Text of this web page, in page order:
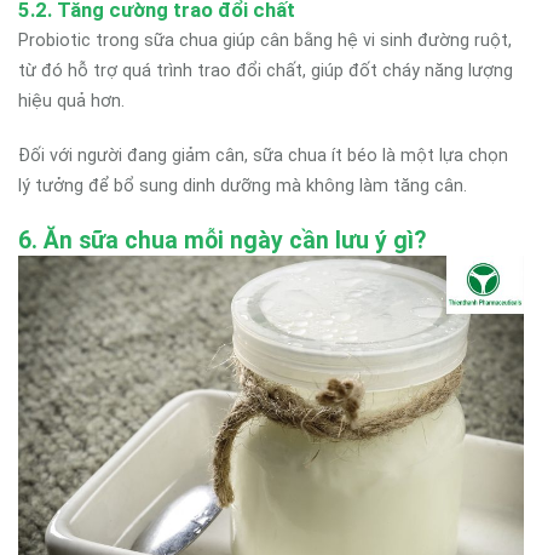
5.2. Tăng cường trao đổi chất
Probiotic trong sữa chua giúp cân bằng hệ vi sinh đường ruột,
từ đó hỗ trợ quá trình trao đổi chất, giúp đốt cháy năng lượng
hiệu quả hơn.
Đối với người đang giảm cân, sữa chua ít béo là một lựa chọn
lý tưởng để bổ sung dinh dưỡng mà không làm tăng cân.
6. Ăn sữa chua mỗi ngày cần lưu ý gì?